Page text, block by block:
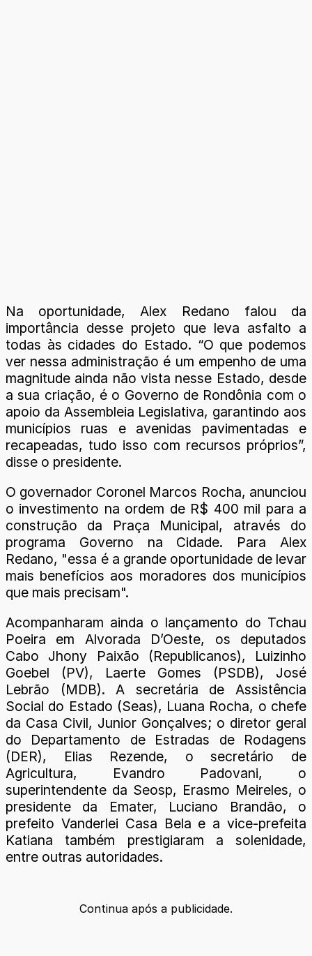
Na oportunidade, Alex Redano falou da
importância desse projeto que leva asfalto a
todas às cidades do Estado. “O que podemos
ver nessa administração é um empenho de uma
magnitude ainda não vista nesse Estado, desde
a sua criação, é o Governo de Rondônia com o
apoio da Assembleia Legislativa, garantindo aos
municípios ruas e avenidas pavimentadas e
recapeadas, tudo isso com recursos próprios”,
disse o presidente.
O governador Coronel Marcos Rocha, anunciou
o investimento na ordem de R$ 400 mil para a
construção da Praça Municipal, através do
programa Governo na Cidade. Para Alex
Redano, "essa é a grande oportunidade de levar
mais benefícios aos moradores dos municípios
que mais precisam".
Acompanharam ainda o lançamento do Tchau
Poeira em Alvorada D’Oeste, os deputados
Cabo Jhony Paixão (Republicanos), Luizinho
Goebel (PV), Laerte Gomes (PSDB), José
Lebrão (MDB). A secretária de Assistência
Social do Estado (Seas), Luana Rocha, o chefe
da Casa Civil, Junior Gonçalves; o diretor geral
do Departamento de Estradas de Rodagens
(DER), Elias Rezende, o secretário de
Agricultura, Evandro Padovani, o
superintendente da Seosp, Erasmo Meireles, o
presidente da Emater, Luciano Brandão, o
prefeito Vanderlei Casa Bela e a vice-prefeita
Katiana também prestigiaram a solenidade,
entre outras autoridades.
Continua após a publicidade.